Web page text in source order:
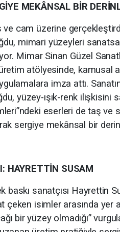
MEKÂNSAL BİR
cam üzerine
mimari yüzeyleri
Mimar Sinan Güzel
atölyesinde,
imza attı.
yüzey-ışık-renk ilişkisini
eserleri de taş ve
sergiye mekânsal bir
HAYRETTİN SUSAM
baskı sanatçısı Hayrettin
çeken isimler arasında yer
bir yüzey olmadığı”